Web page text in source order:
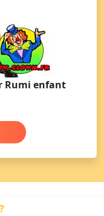
Rumi enfant